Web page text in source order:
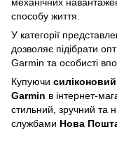
способу життя.
У категорії
дозволяє підібрати
Garmin та особисті
Купуючи
Garmin в інтернет-
стильний, зручний та
службами Нова